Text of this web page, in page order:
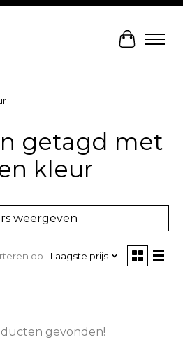
getagd met
kleur
weergeven
op Laagste prijs
gevonden!